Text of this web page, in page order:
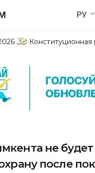
РУ
не будет
после